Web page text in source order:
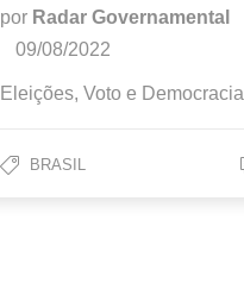
por Radar Governamental
09/08/2022
Eleições, Voto e Democracia
BRASIL